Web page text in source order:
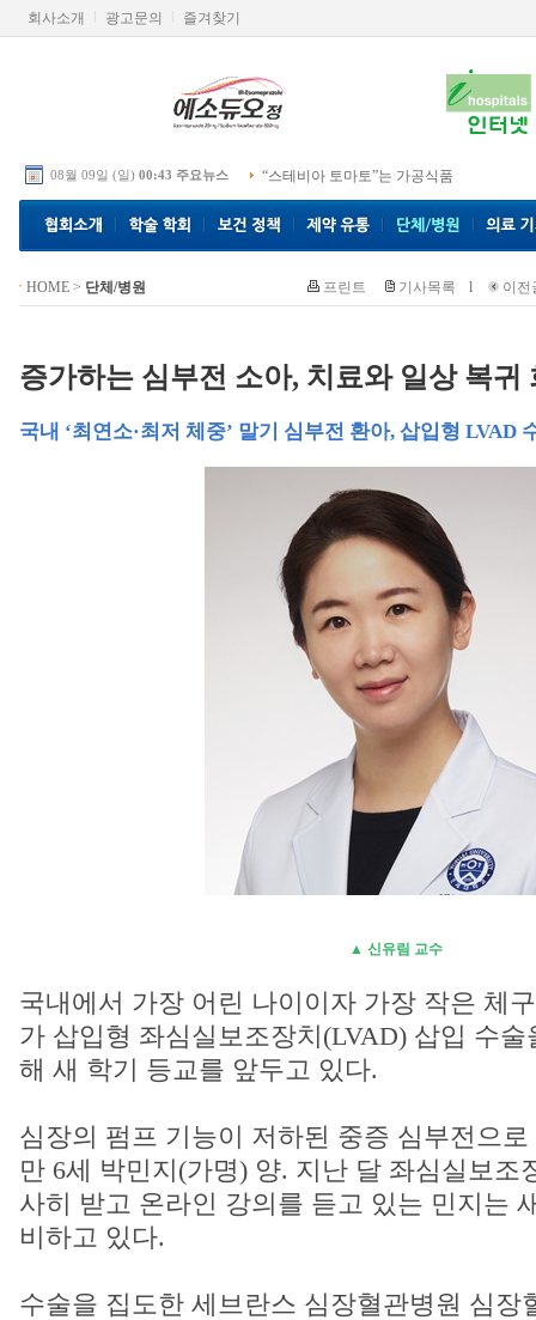
회사소개 광고문의 즐겨찾기
08월 09일 (일) 00:43 주요뉴스 “스테비아 토마토”는 가공식품
HOME> 단체/병원 프린트 기사목록 l 이전
증가하는 심부전 소아, 치료와 일상 복귀
국내 ‘최연소·최저 체중’ 말기 심부전 환아, 삽입형 LVAD
▲ 신유림 교수
국내에서 가장 어린 나이이자 가장 작은 체
가 삽입형 좌심실보조장치(LVAD) 삽입 수
해 새 학기 등교를 앞두고 있다.
심장의 펌프 기능이 저하된 중증 심부전으
만 6세 박민지(가명) 양. 지난 달 좌심실보조
사히 받고 온라인 강의를 듣고 있는 민지는
비하고 있다.
수술을 집도한 세브란스 심장혈관병원 심장